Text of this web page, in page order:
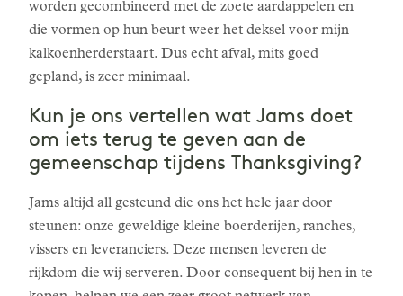
worden gecombineerd met de zoete aardappelen en
die vormen op hun beurt weer het deksel voor mijn
kalkoenherderstaart. Dus echt afval, mits goed
gepland, is zeer minimaal.
Kun je ons vertellen wat Jams doet
om iets terug te geven aan de
gemeenschap tijdens Thanksgiving?
Jams altijd all gesteund die ons het hele jaar door
steunen: onze geweldige kleine boerderijen, ranches,
vissers en leveranciers. Deze mensen leveren de
rijkdom die wij serveren. Door consequent bij hen in te